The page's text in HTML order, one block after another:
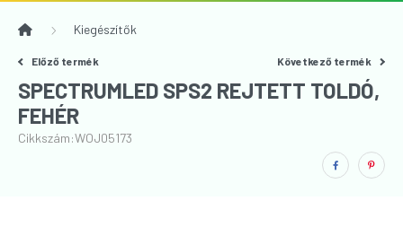
Kiegészítők
Előző termék Következő termék
SPECTRUMLED SPS2 REJTETT TOLDÓ,
FEHÉR
Cikkszám:WOJ05173